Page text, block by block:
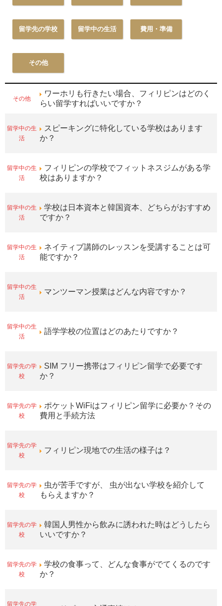
留学先の学校 留学中の生活 費用・準備
その他
その他
ワーホリも行きたい場合、フィリピンはどのく
らい留学すればいいですか？
留学中の生
活
スピーキングに特化している学校はあります
か？
留学中の生
活
フィリピンの学校でフィットネスジムがある学
校はありますか？
留学中の生
活
学校は日本資本と韓国資本、どちらがおすすめ
ですか？
留学中の生
活
ネイティブ講師のレッスンを受講することは可
能ですか？
留学中の生
活
マンツーマン授業はどんな内容ですか？
留学中の生
活
語学学校の位置はどのあたりですか？
留学先の学
校
SIM フリー携帯はフィリピン留学で必要です
か？
留学先の学
校
ポケットWiFiはフィリピン留学に必要か？その
費用と手続方法
留学先の学
校
フィリピン現地での生活の様子は？
留学先の学
校
虫が苦手ですが、 虫が出ない学校を紹介して
もらえますか？
留学先の学
校
韓国人男性から飲みに誘われた時はどうしたら
いいですか？
留学先の学
校
学校の食事って、どんな食事がでてくるのです
か？
留学先の学